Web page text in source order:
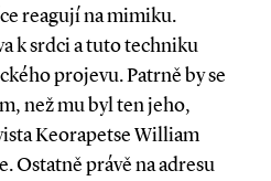
reagují na mimiku.
k srdci a tuto techniku
projevu. Patrně by se
než mu byl ten jeho,
Keorapetse William
Ostatně právě na adresu